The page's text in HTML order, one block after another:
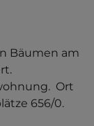
Bäumen am
Ort
656/0.